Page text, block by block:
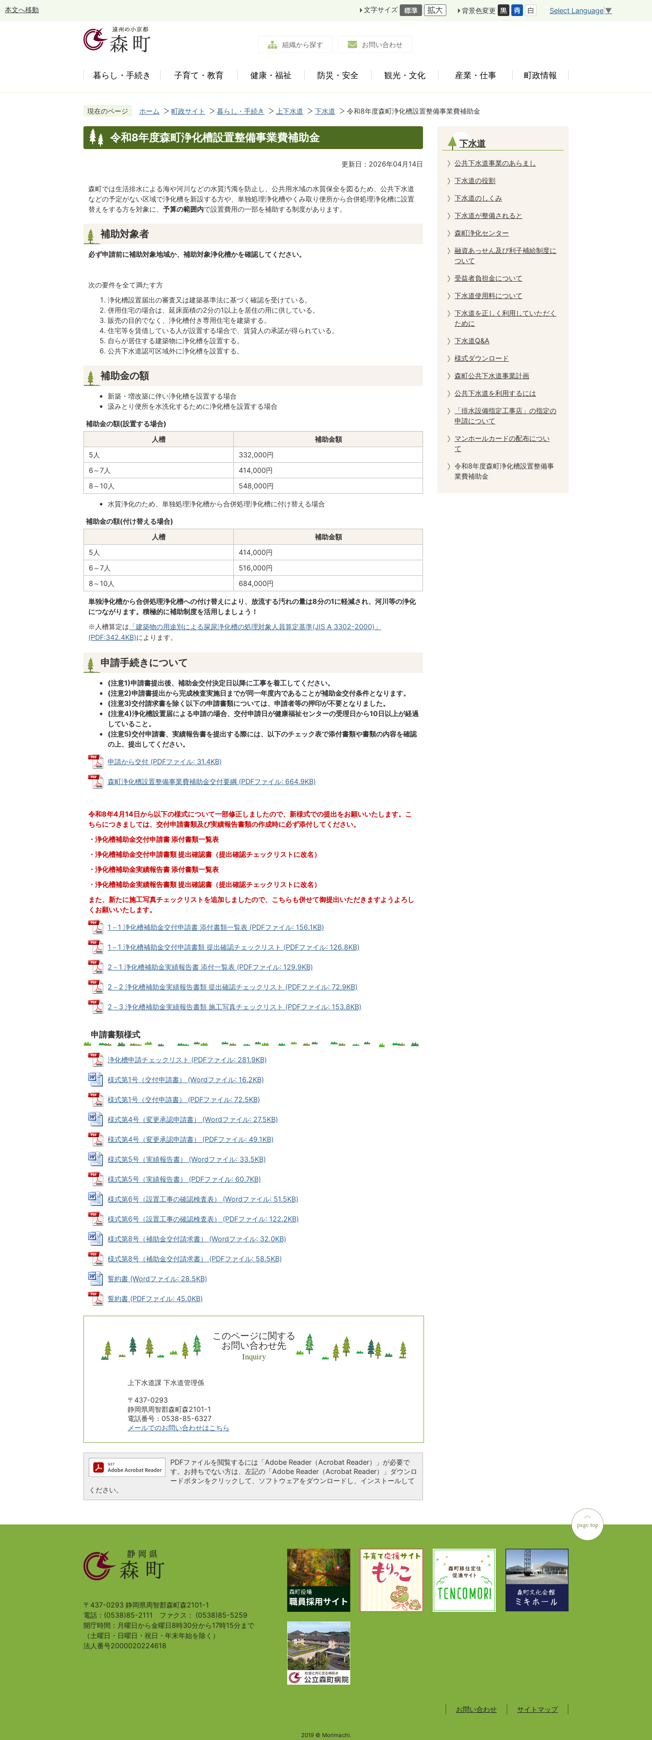
本文へ移動 文字サイズ 背景色変更 Select Language ▼
組織から探す お問い合わせ
暮らし・手続き 子育て・教育 健康・福祉 防災・安全 観光・文化 産業・仕事 町政情報
現在のページ ホーム 町政サイト 暮らし・手続き 上下水道 下水道 令和8年度森町浄化槽設置整備事業費補助金
令和8年度森町浄化槽設置整備事業費補助金
更新日：2026年04月14日
森町では生活排水による海や河川などの水質汚濁を防止し、公共用水域の水質保全を図るため、公共下水道
などの予定がない区域で浄化槽を新設する方や、単独処理浄化槽やくみ取り便所から合併処理浄化槽に設置
替えをする方を対象に、 予算の範囲内で設置費用の一部を補助する制度があります。
補助対象者
必ず申請前に補助対象地域か、補助対象浄化槽かを確認してください。
次の要件を全て満たす方
浄化槽設置届出の審査又は建築基準法に基づく確認を受けている。
併用住宅の場合は、延床面積の2分の1以上を居住の用に供している。
販売の目的でなく、浄化槽付き専用住宅を建築する。
住宅等を賃借している人が設置する場合で、賃貸人の承諾が得られている。
自らが居住する建築物に浄化槽を設置する。
公共下水道認可区域外に浄化槽を設置する。
補助金の額
新築・増改築に伴い浄化槽を設置する場合
汲みとり便所を水洗化するために浄化槽を設置する場合
補助金の額(設置する場合)
人槽
補助金額
5人
332,000円
6～7人
414,000円
8～10人
548,000円
水質浄化のため、単独処理浄化槽から合併処理浄化槽に付け替える場合
補助金の額(付け替える場合)
人槽
補助金額
5人
414,000円
6～7人
516,000円
8～10人
684,000円
単独浄化槽から合併処理浄化槽への付け替えにより、放流する汚れの量は8分の1に軽減され、河川等の浄化
につながります。積極的に補助制度を活用しましょう！
※人槽算定は 「建築物の用途別による屎尿浄化槽の処理対象人員算定基準(JIS A 3302-2000)」
(PDF:342.4KB)によります。
申請手続きについて
(注意1)申請書提出後、補助金交付決定日以降に工事を着工してください。
(注意2)申請書提出から完成検査実施日までが同一年度内であることが補助金交付条件となります。
(注意3)交付請求書を除く以下の申請書類については、申請者等の押印が不要となりました。
(注意4)浄化槽設置届による申請の場合、交付申請日が健康福祉センターの受理日から10日以上が経過
していること。
(注意5)交付申請書、実績報告書を提出する際には、以下のチェック表で添付書類や書類の内容を確認
の上、提出してください。
申請から交付 (PDFファイル: 31.4KB)
森町浄化槽設置整備事業費補助金交付要綱 (PDFファイル: 664.9KB)
令和8年4月14日から以下の様式について一部修正しましたので、新様式での提出をお願いいたします。こ
ちらにつきましては、交付申請書類及び実績報告書類の作成時に必ず添付してください。
・浄化槽補助金交付申請書 添付書類一覧表
・浄化槽補助金交付申請書類 提出確認書（提出確認チェックリストに改名）
・浄化槽補助金実績報告書 添付書類一覧表
・浄化槽補助金実績報告書類 提出確認書（提出確認チェックリストに改名）
また、新たに施工写真チェックリストを追加しましたので、こちらも併せて御提出いただきますようよろし
くお願いいたします。
1－1 浄化槽補助金交付申請書 添付書類一覧表 (PDFファイル: 156.1KB)
1－1 浄化槽補助金交付申請書類 提出確認チェックリスト (PDFファイル: 126.8KB)
2－1 浄化槽補助金実績報告書 添付一覧表 (PDFファイル: 129.9KB)
2－2 浄化槽補助金実績報告書類 提出確認チェックリスト (PDFファイル: 72.9KB)
2－3 浄化槽補助金実績報告書類 施工写真チェックリスト (PDFファイル: 153.8KB)
申請書類様式
浄化槽申請チェックリスト (PDFファイル: 281.9KB)
様式第1号（交付申請書） (Wordファイル: 16.2KB)
様式第1号（交付申請書） (PDFファイル: 72.5KB)
様式第4号（変更承認申請書） (Wordファイル: 27.5KB)
様式第4号（変更承認申請書） (PDFファイル: 49.1KB)
様式第5号（実績報告書） (Wordファイル: 33.5KB)
様式第5号（実績報告書） (PDFファイル: 60.7KB)
様式第6号（設置工事の確認検査表） (Wordファイル: 51.5KB)
様式第6号（設置工事の確認検査表） (PDFファイル: 122.2KB)
様式第8号（補助金交付請求書） (Wordファイル: 32.0KB)
様式第8号（補助金交付請求書） (PDFファイル: 58.5KB)
誓約書 (Wordファイル: 28.5KB)
誓約書 (PDFファイル: 45.0KB)
このページに関する
お問い合わせ先
Inquiry
上下水道課 下水道管理係
〒437-0293
静岡県周智郡森町森2101-1
電話番号：0538-85-6327
メールでのお問い合わせはこちら
PDFファイルを閲覧するには「Adobe Reader（Acrobat Reader）」が必要で
す。お持ちでない方は、左記の「Adobe Reader（Acrobat Reader）」ダウンロ
ードボタンをクリックして、ソフトウェアをダウンロードし、インストールして
ください。
下水道
公共下水道事業のあらまし
下水道の役割
下水道のしくみ
下水道が整備されると
森町浄化センター
融資あっせん及び利子補給制度に
ついて
受益者負担金について
下水道使用料について
下水道を正しく利用していただく
ために
下水道Q&A
様式ダウンロード
森町公共下水道事業計画
公共下水道を利用するには
「排水設備指定工事店」の指定の
申請について
マンホールカードの配布につい
て
令和8年度森町浄化槽設置整備事
業費補助金
静
岡
県
〒437-0293 静岡県周智郡森町森2101-1
電話：(0538)85-2111 ファクス： (0538)85-5259
開庁時間：月曜日から金曜日8時30分から17時15分まで
（土曜日・日曜日・祝日・年末年始を除く）
法人番号2000020224618
お問い合わせ サイトマップ
2019 © Morimachi.